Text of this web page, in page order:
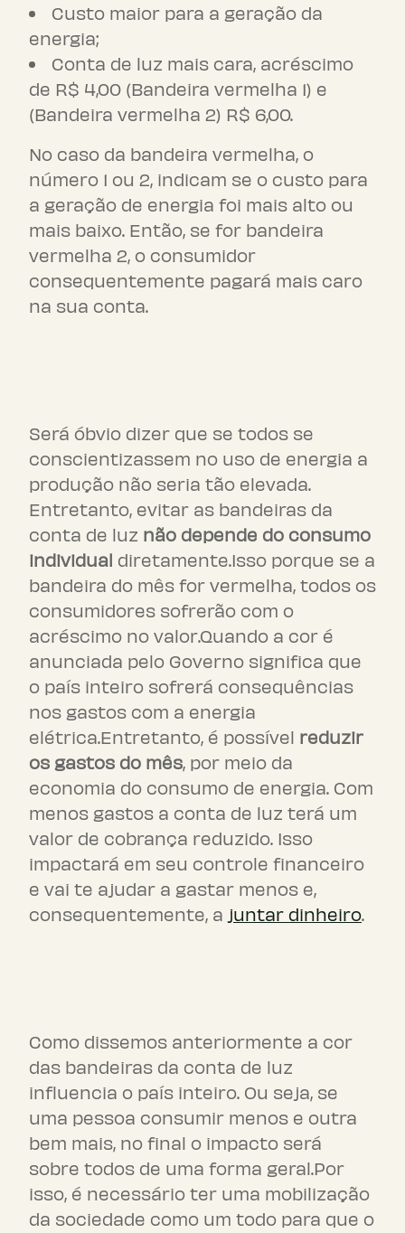
Custo maior para a geração da
energia;
Conta de luz mais cara, acréscimo
de R$ 4,00 (Bandeira vermelha 1) e
(Bandeira vermelha 2) R$ 6,00.
No caso da bandeira vermelha, o
número 1 ou 2, indicam se o custo para
a geração de energia foi mais alto ou
mais baixo. Então, se for bandeira
vermelha 2, o consumidor
consequentemente pagará mais caro
na sua conta.
Será óbvio dizer que se todos se
conscientizassem no uso de energia a
produção não seria tão elevada.
Entretanto, evitar as bandeiras da
conta de luz não depende do consumo
individual diretamente.Isso porque se a
bandeira do mês for vermelha, todos os
consumidores sofrerão com o
acréscimo no valor.Quando a cor é
anunciada pelo Governo significa que
o país inteiro sofrerá consequências
nos gastos com a energia
elétrica.Entretanto, é possível reduzir
os gastos do mês, por meio da
economia do consumo de energia. Com
menos gastos a conta de luz terá um
valor de cobrança reduzido. Isso
impactará em seu controle financeiro
e vai te ajudar a gastar menos e,
consequentemente, a juntar dinheiro.
Como dissemos anteriormente a cor
das bandeiras da conta de luz
influencia o país inteiro. Ou seja, se
uma pessoa consumir menos e outra
bem mais, no final o impacto será
sobre todos de uma forma geral.Por
isso, é necessário ter uma mobilização
da sociedade como um todo para que o